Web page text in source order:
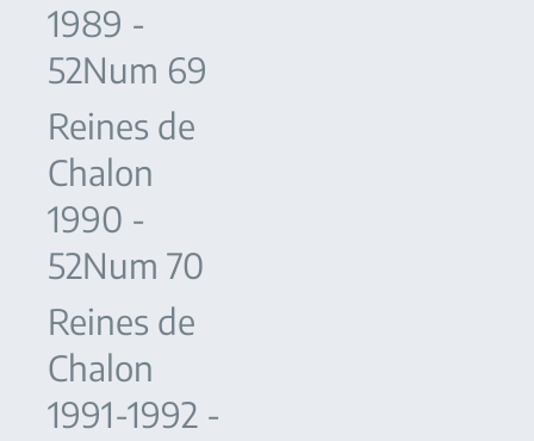
1989 -
52Num 69
Reines de
Chalon
1990 -
52Num 70
Reines de
Chalon
1991-1992 -